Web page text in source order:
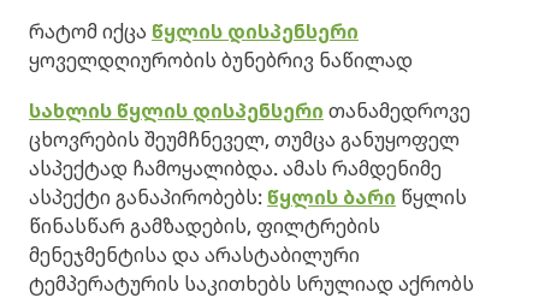
რატომ იქცა წყლის დისპენსერი
ყოველდღიურობის ბუნებრივ ნაწილად
სახლის წყლის დისპენსერი თანამედროვე
ცხოვრების შეუმჩნეველ, თუმცა განუყოფელ
ასპექტად ჩამოყალიბდა. ამას რამდენიმე
ასპექტი განაპირობებს: წყლის ბარი წყლის
წინასწარ გამზადების, ფილტრების
მენეჯმენტისა და არასტაბილური
ტემპერატურის საკითხებს სრულიად აქრობს